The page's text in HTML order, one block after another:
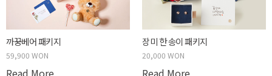
Read More Read More